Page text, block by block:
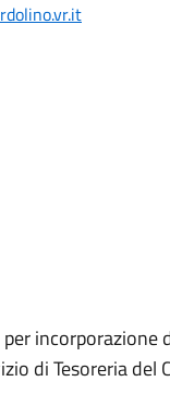
incorporazione
di Tesoreria del